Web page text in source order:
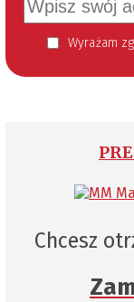
Wyrażam zgodę na otrzymywanie informacji handlowej kierowanej do mnie za pomocą środków komunikacji
Chcesz